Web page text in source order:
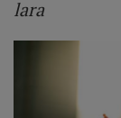
lara